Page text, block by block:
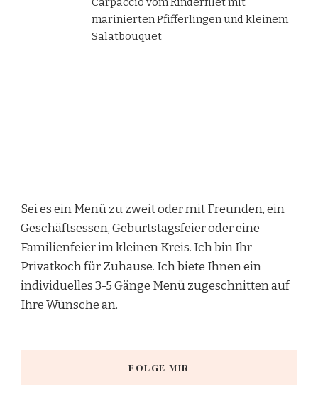
marinierten Pfifferlingen und kleinem
Salatbouquet
Sei es ein Menü zu zweit oder mit Freunden, ein
Geschäftsessen, Geburtstagsfeier oder eine
Familienfeier im kleinen Kreis. Ich bin Ihr
Privatkoch für Zuhause. Ich biete Ihnen ein
individuelles 3-5 Gänge Menü zugeschnitten auf
Ihre Wünsche an.
FOLGE MIR